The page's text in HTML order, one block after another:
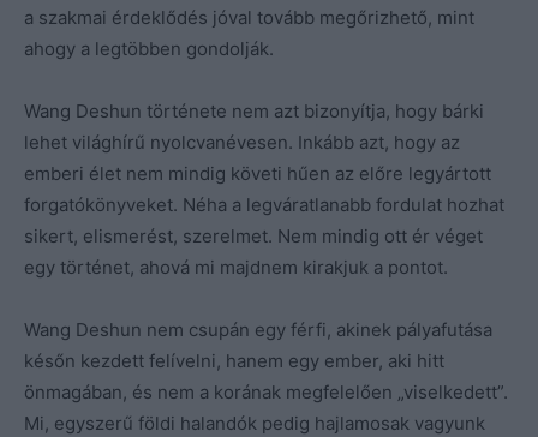
a szakmai érdeklődés jóval tovább megőrizhető, mint
ahogy a legtöbben gondolják.
Wang Deshun története nem azt bizonyítja, hogy bárki
lehet világhírű nyolcvanévesen. Inkább azt, hogy az
emberi élet nem mindig követi hűen az előre legyártott
forgatókönyveket. Néha a legváratlanabb fordulat hozhat
sikert, elismerést, szerelmet. Nem mindig ott ér véget
egy történet, ahová mi majdnem kirakjuk a pontot.
Wang Deshun nem csupán egy férfi, akinek pályafutása
későn kezdett felívelni, hanem egy ember, aki hitt
önmagában, és nem a korának megfelelően „viselkedett”.
Mi, egyszerű földi halandók pedig hajlamosak vagyunk